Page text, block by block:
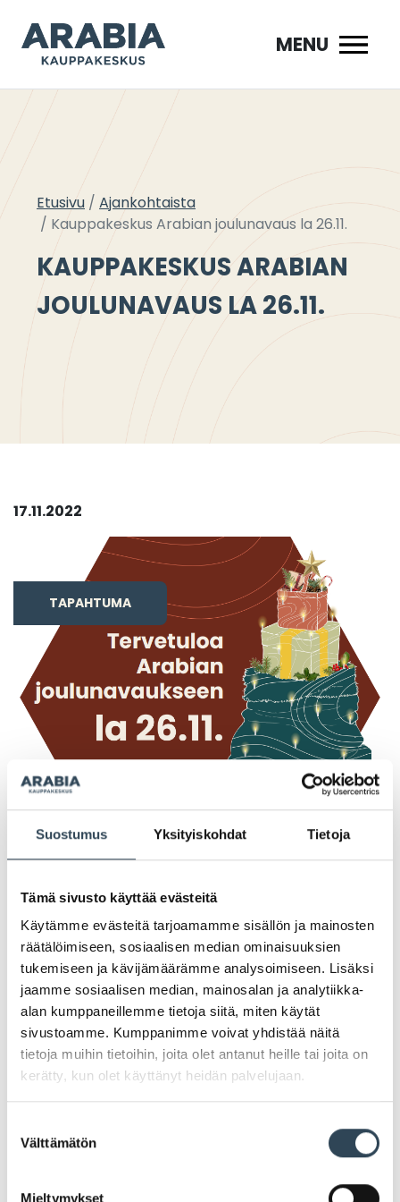
Suostumus Yksityiskohdat Tietoja
Tämä sivusto käyttää evästeitä
Käytämme evästeitä tarjoamamme sisällön ja mainosten
räätälöimiseen, sosiaalisen median ominaisuuksien
tukemiseen ja kävijämäärämme analysoimiseen. Lisäksi
jaamme sosiaalisen median, mainosalan ja analytiikka-
alan kumppaneillemme tietoja siitä, miten käytät
sivustoamme. Kumppanimme voivat yhdistää näitä
tietoja muihin tietoihin, joita olet antanut heille tai joita on
kerätty, kun olet käyttänyt heidän palvelujaan.
valinta
Välttämätön
Mieltymykset
sisältöön
MENU
Etusivu
Ajankohtaista
Kauppakeskus Arabian joulunavaus la 26.11.
KAUPPAKESKUS ARABIAN
JOULUNAVAUS LA 26.11.
17.11.2022
TAPAHTUMA
Kauppakeskus Arabian
joulunavaus la 26.11.
Tervetuloa Kauppakeskus Arabian joulunavaukseen
lauantaina 26.11.! Luvassa on monenlaista ohjelmaa ja
tekemistä koko perheelle. Alta voit tutustua
tarkemmin päivän ohjelmaan:
ohjelmasta ja parhaista eduista
klo 11-15 Joulupukki saapuu Arabiaan
joulukorttikuvia